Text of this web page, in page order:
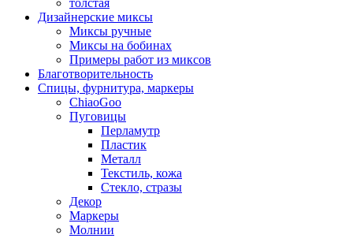
толстая
Дизайнерские миксы
Миксы ручные
Миксы на бобинах
Примеры работ из миксов
Благотворительность
Спицы, фурнитура, маркеры
ChiaoGoo
Пуговицы
Перламутр
Пластик
Металл
Текстиль, кожа
Стекло, стразы
Декор
Маркеры
Молнии